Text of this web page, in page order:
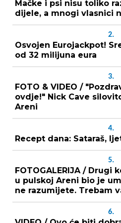
Mačke i psi nisu toliko
dijele, a mnogi vlasnici
2.
Osvojen Eurojackpot!
od 32 milijuna eura
3.
FOTO & VIDEO /
ovdje!" Nick Cave
Areni
4.
Recept dana: Sataraš,
5.
FOTOGALERIJA / Drugi
u pulskoj Areni bio je
ne razumijete. Trebam
6.